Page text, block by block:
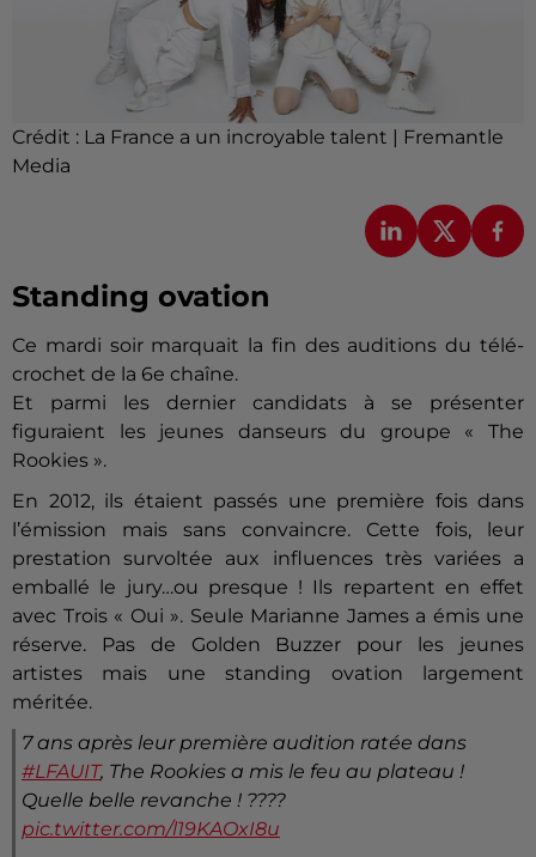
Crédit : La France a un incroyable talent | Fremantle
Media
Standing ovation
Ce mardi soir marquait la fin des auditions du télé-
crochet de la 6e chaîne.
Et parmi les dernier candidats à se présenter
figuraient les jeunes danseurs du groupe « The
Rookies ».
En 2012, ils étaient passés une première fois dans
l’émission mais sans convaincre. Cette fois, leur
prestation survoltée aux influences très variées a
emballé le jury…ou presque ! Ils repartent en effet
avec Trois « Oui ». Seule Marianne James a émis une
réserve. Pas de Golden Buzzer pour les jeunes
artistes mais une standing ovation largement
méritée.
7 ans après leur première audition ratée dans
#LFAUIT, The Rookies a mis le feu au plateau !
Quelle belle revanche ! ????
pic.twitter.com/l19KAOxI8u